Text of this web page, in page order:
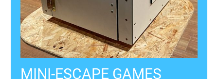
MINI-ESCAPE GAMES